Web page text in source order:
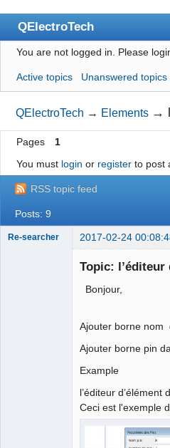
QElectroTech
Index
User list
Search
Register
Login
Site officiel
Wiki
BugTracker
Google_Search
You are not logged in. Please
Active topics Unanswered topics
QElectroTech → Elements →
Pages
1
You must login or registerto post
RSS topic feed
Posts: 9
Re-searcher 2017-02-24
Topic: l’éditeur
Bonjour,
Ajouter borne nom
Ajouter borne pin
Example
l’éditeur d’élément
Ceci est l'exemple